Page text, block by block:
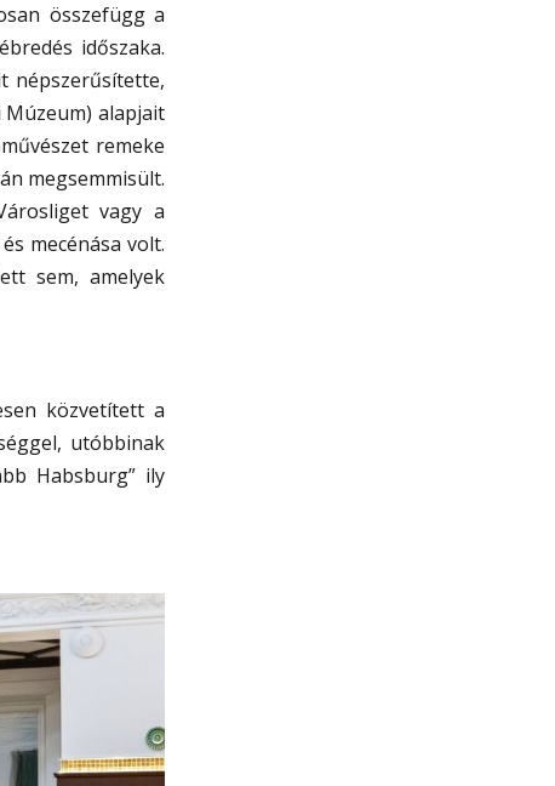
összefügg a
időszaka.
népszerűsítette,
alapjait
remeke
megsemmisült.
vagy a
mecénása volt.
sem, amelyek
közvetített a
utóbbinak
Habsburg” ily